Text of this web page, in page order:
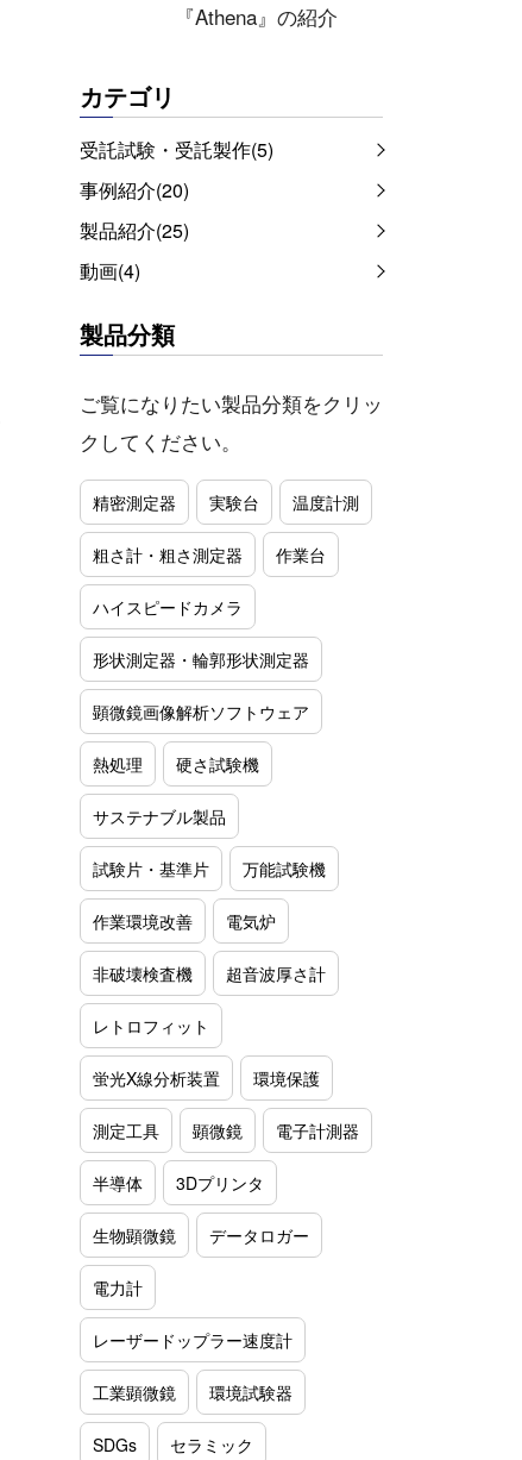
『Athena』の紹介
カテゴリ
受託試験・受託製作(5)
事例紹介(20)
製品紹介(25)
動画(4)
製品分類
ご覧になりたい製品分類をクリッ
クしてください。
精密測定器 実験台 温度計測
粗さ計・粗さ測定器 作業台
ハイスピードカメラ
形状測定器・輪郭形状測定器
顕微鏡画像解析ソフトウェア
熱処理 硬さ試験機
サステナブル製品
試験片・基準片 万能試験機
作業環境改善 電気炉
非破壊検査機 超音波厚さ計
レトロフィット
蛍光X線分析装置 環境保護
測定工具 顕微鏡 電子計測器
半導体 3Dプリンタ
生物顕微鏡 データロガー
電力計
レーザードップラー速度計
工業顕微鏡 環境試験器
SDGs セラミック